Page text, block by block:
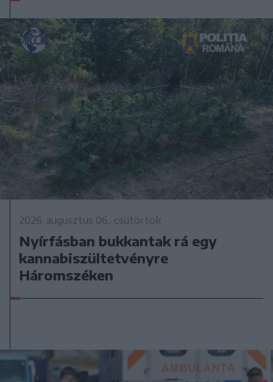
2026. augusztus 06., csütörtök
Nyírfásban bukkantak rá egy
kannabiszültetvényre
Háromszéken